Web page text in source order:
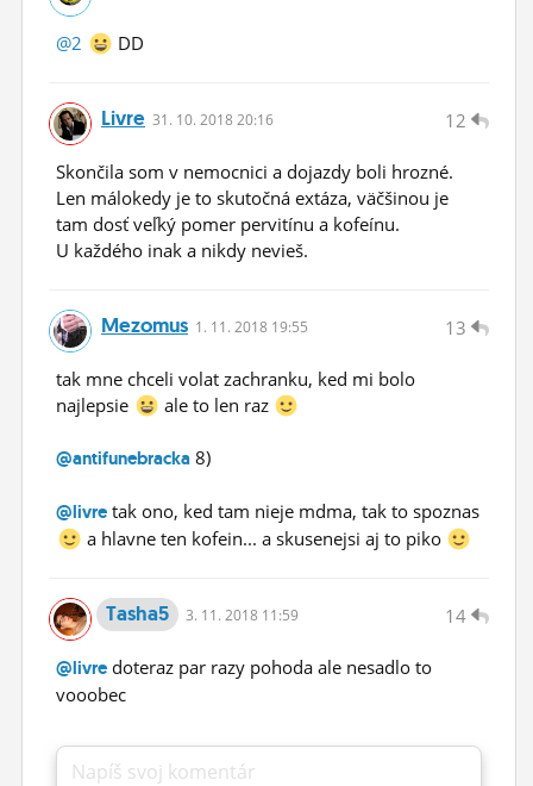
@2 DD
12
Livre 31. 10. 2018 20:16
Skončila som v nemocnici a dojazdy boli hrozné.
Len málokedy je to skutočná extáza, väčšinou je
tam dosť veľký pomer pervitínu a kofeínu.
U každého inak a nikdy nevieš.
13
Mezomus 1. 11. 2018 19:55
tak mne chceli volat zachranku, ked mi bolo
najlepsie
ale to len raz
@antifunebracka 8)
@livre tak ono, ked tam nieje mdma, tak to spoznas
a hlavne ten kofein... a skusenejsi aj to piko
14
Tasha5 3. 11. 2018 11:59
@livre doteraz par razy pohoda ale nesadlo to
vooobec
Napíš svoj komentár